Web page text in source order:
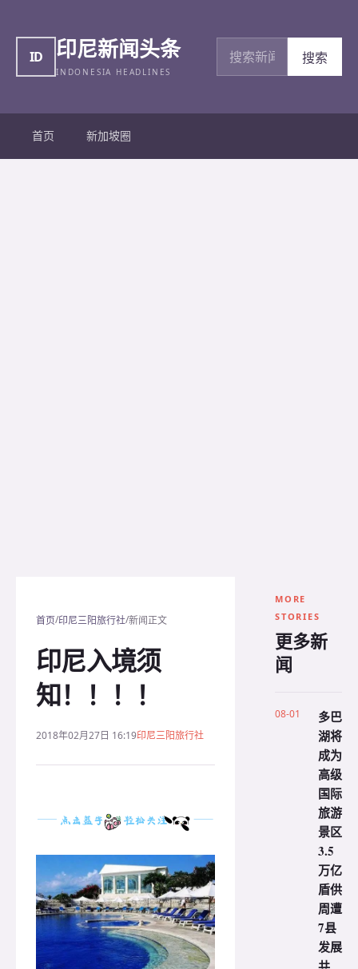
ID 印尼新闻头条
INDONESIA HEADLINES
搜索新闻
搜索
首页 新加坡圈
首页/印尼三阳旅行社/新闻正文
印尼入境须
知！！！！
2018年02月27日 16:19印尼三阳旅行社
MORE
STORIES
更多新
闻
08-01
多巴
湖将
成为
高级
国际
旅游
景区
3.5
万亿
盾供
周遭
7县
发展